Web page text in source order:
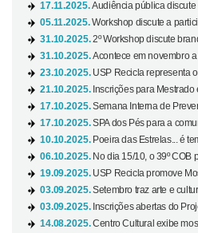
17.11.2025.Audiência pública
05.11.2025.Workshop discute a
31.10.2025.2º Workshop discute
31.10.2025.Acontece em novembro
23.10.2025. USP Recicla representa
21.10.2025. Inscrições para
17.10.2025.Semana Interna de
17.10.2025.SPA dos Pés para a
10.10.2025. Poeira das Estrelas... é
06.10.2025. No dia 15/10, o 39º COB
19.09.2025. USP Recicla promove
03.09.2025.Setembro traz arte e
03.09.2025. Inscrições abertas do
14.08.2025.Centro Cultural exibe